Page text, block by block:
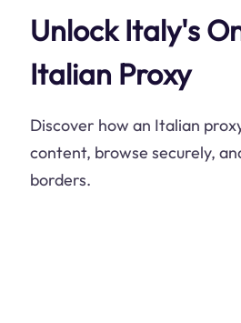
Unlock Italy's
Italian Proxy
Discover how an Italian
content, browse securely,
borders.